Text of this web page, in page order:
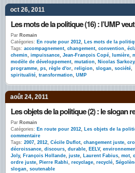
oct 26, 2011
Les mots de la politique (16) : l’UMP
Par Romain
Catégories: En route pour 2012, Les mots de la
Tags: accompagnement, changement, convention,
chemin, impuissance, Jean-François Copé, lumière,
modèle de développement, mutation, Nicolas Sarkozy,
programme, ps, règle d'or, religion, slogan, société,
spiritualité, transformation, UMP
août 24, 2011
Les objets de la politique (2) : le slogan
Par Romain
Catégories: En route pour 2012, Les objets de la
commentaire
Tags: 2007, 2012, Cécile Duflot, changement juste,
décroissance, discours, durable, EELV,
Joly, François Hollande, juste, Laurent Fabius, mot,
ordre juste, Pierre Rabhi, recyclage, recyclé,
slogan, soutenable